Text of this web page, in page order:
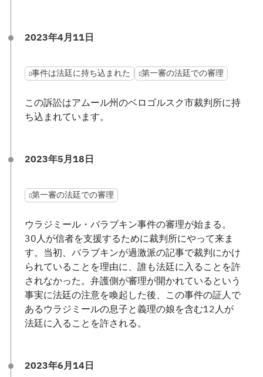
2023年4月11日
事件は法廷に持ち込まれた 第一審の法廷での審理
この訴訟はアムール州のベロゴルスク市裁判所に持
ち込まれています。
2023年5月18日
第一審の法廷での審理
ウラジミール・バラブキン事件の審理が始まる。
30人が信者を支援するために裁判所にやって来ま
す。当初、バラブキンが過激派の記事で裁判にかけ
られていることを理由に、誰も法廷に入ることを許
されなかった。弁護側が審理が開かれているという
事実に法廷の注意を喚起した後、この事件の証人で
あるウラジミールの息子と義理の娘を含む12人が
法廷に入ることを許される。
2023年6月14日